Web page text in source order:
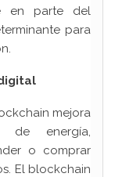
en parte del
para
mejora
de energía,
o comprar
El blockchain